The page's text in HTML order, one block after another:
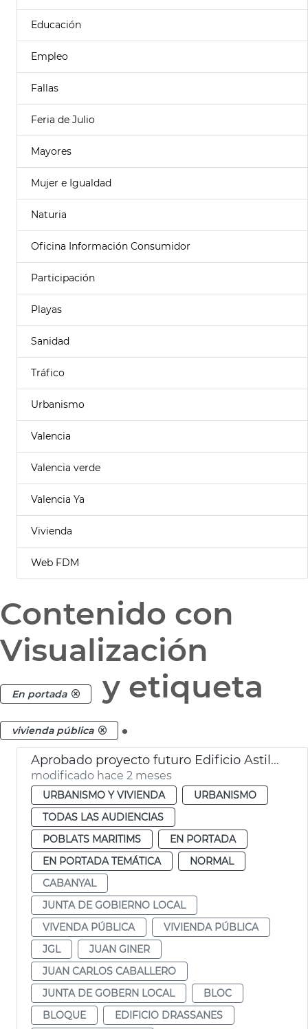
Educación
Empleo
Fallas
Feria de Julio
Mayores
Mujer e Igualdad
Naturia
Oficina Información Consumidor
Participación
Playas
Sanidad
Tráfico
Urbanismo
Valencia
Valencia verde
Valencia Ya
Vivienda
Web FDM
Contenido con
Visualización
En portada y etiqueta
vivienda pública .
Aprobado proyecto futuro Edificio Astilleros Cabañal València
modificado hace 2 meses
URBANISMO Y VIVIENDA
URBANISMO
TODAS LAS AUDIENCIAS
POBLATS MARITIMS
EN PORTADA
EN PORTADA TEMÁTICA
NORMAL
CABANYAL
JUNTA DE GOBIERNO LOCAL
VIVENDA PÚBLICA
VIVIENDA PÚBLICA
JGL
JUAN GINER
JUAN CARLOS CABALLERO
JUNTA DE GOBERN LOCAL
BLOC
BLOQUE
EDIFICIO DRASSANES